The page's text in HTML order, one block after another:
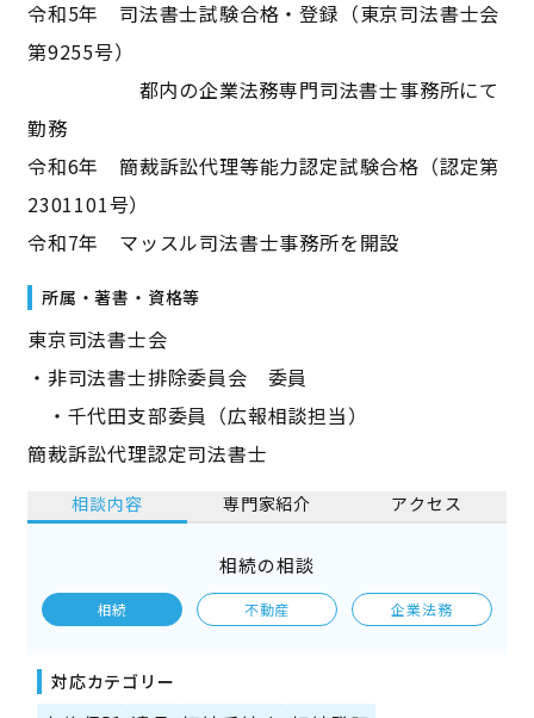
令和5年 司法書士試験合格・登録（東京司法書士会
第9255号）
都内の企業法務専門司法書士事務所にて
勤務
令和6年 簡裁訴訟代理等能力認定試験合格（認定第
2301101号）
令和7年 マッスル司法書士事務所を開設
所属・著書・資格等
東京司法書士会
・非司法書士排除委員会 委員
・千代田支部委員（広報相談担当）
簡裁訴訟代理認定司法書士
相談内容 専門家紹介 アクセス
相続の相談
相続 不動産 企業法務
対応カテゴリー